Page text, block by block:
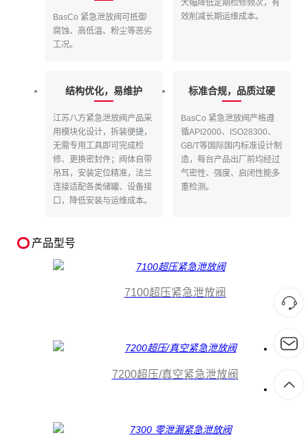
BasCo 紧急泄放阀可抵御
腐蚀、高低温、粉尘等恶劣
工况。
大幅降低定期检修频次，有
效削减长期运维成本。
结构优化，易维护
江苏八方紧急泄放阀产品采
用模块化设计，拆装便捷，
无需专用工具即可完成检
修、更换密封件；阀体自带
吊耳，安装定位精准，法兰
连接适配各类储罐、设备接
口，降低安装与运维成本。
标准合规，品质过硬
BasCo 紧急泄放阀严格遵
循API2000、ISO28300、
GB/T等国际国内标准设计制
造，每台产品出厂前均经过
气密性、强度、启闭性能多
重检测。
产品型号
7100超压紧急泄放阀
7200超压/真空紧急泄放阀